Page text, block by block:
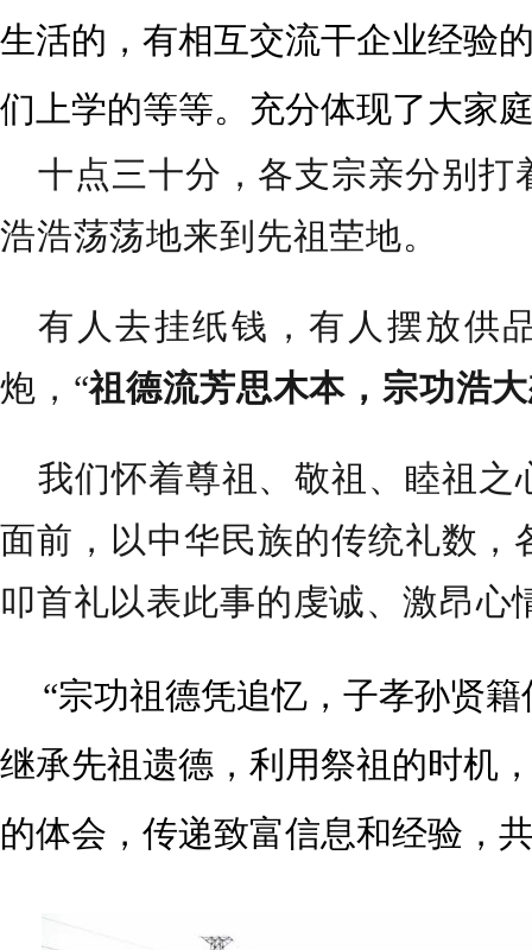
生活的，有相互交流干企业经验
们上学的等等。充分体现了大家
十点三十分，各支宗亲分别打
浩浩荡荡地来到先祖茔地。
有人去挂纸钱，有人摆放供
炮，“祖德流芳思木本，宗功浩
我们怀着尊祖、敬祖、睦祖之
面前，以中华民族的传统礼数，
叩首礼以表此事的虔诚、激昂心
“宗功祖德凭追忆，子孝孙贤
继承先祖遗德，利用祭祖的时机
的体会，传递致富信息和经验，